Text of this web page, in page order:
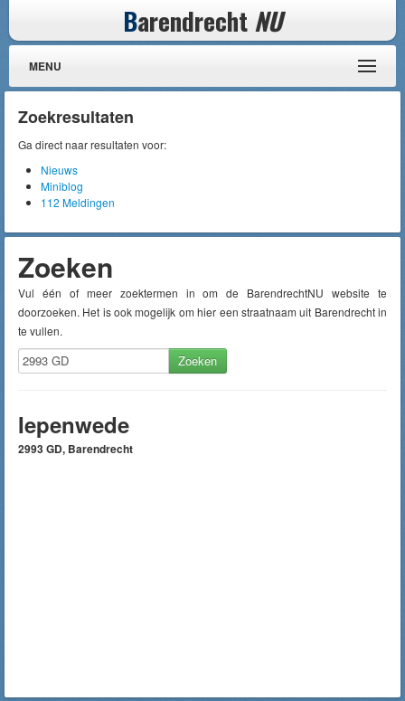
Barendrecht NU
MENU
Zoekresultaten
Ga direct naar resultaten voor:
Nieuws
Miniblog
112 Meldingen
Zoeken
Vul één of meer zoektermen in om de BarendrechtNU website te
doorzoeken. Het is ook mogelijk om hier een straatnaam uit Barendrecht in
te vullen.
Zoeken
Iepenwede
2993 GD, Barendrecht